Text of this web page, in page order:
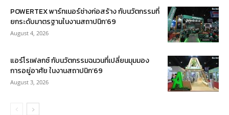
POWERTEX พาร์ทเนอร์ช่างก่อสร้าง กับนวัตกรรมที่
ยกระดับมาตรฐานในงานสถาปนิก’69
August 4, 2026
แอร์โรเฟลกซ์ กับนวัตกรรมฉนวนที่เปลี่ยนมุมมอง
การอยู่อาศัย ในงานสถาปนิก’69
August 3, 2026